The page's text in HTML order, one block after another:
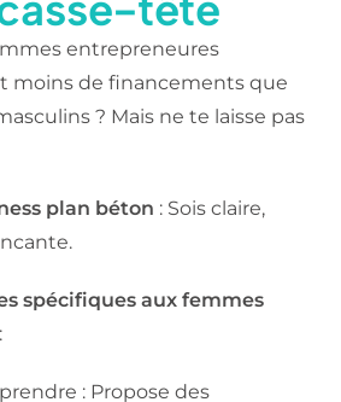
entrepreneures
moins de financements que
? Mais ne te laisse pas
plan béton : Sois claire,
spécifiques aux femmes
:
: Propose des